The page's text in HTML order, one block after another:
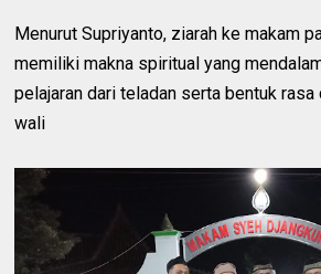
Menurut Supriyanto, ziarah ke makam
memiliki makna spiritual yang
pelajaran dari teladan serta bentuk rasa
wali